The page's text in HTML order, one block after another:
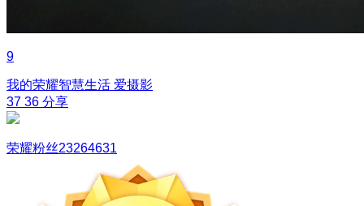
9
我的荣耀智慧生活 爱摄影
37 36 分享
荣耀粉丝23264631